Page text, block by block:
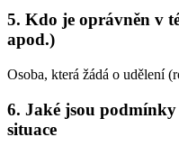
5. Kdo je oprávněn v
apod.)
Osoba, která žádá o udělení
6. Jaké jsou
situace